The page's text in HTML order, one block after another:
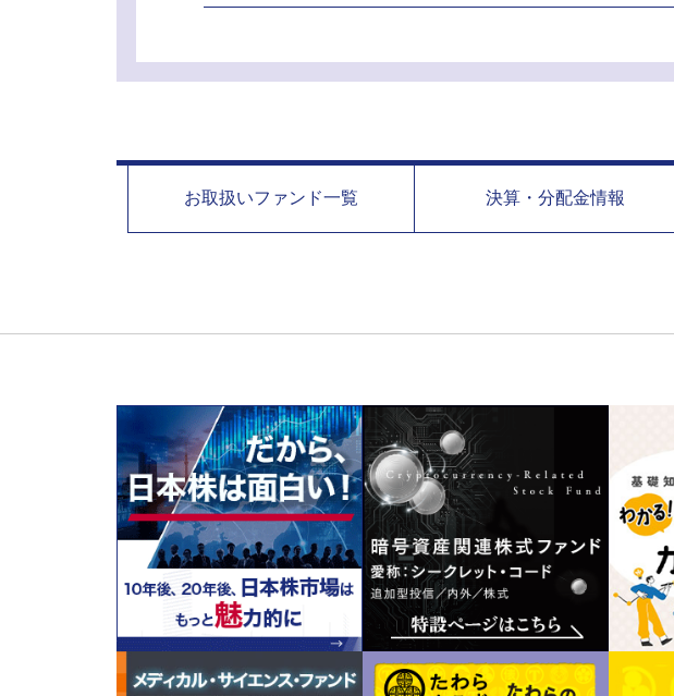
お取扱いファンド一覧 決算・分配金情報